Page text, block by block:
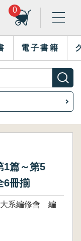
0
電子書籍
篇～第5
冊揃
大系編修會 編